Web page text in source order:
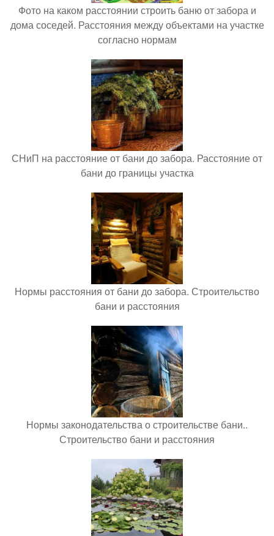
Фото на каком расстоянии строить баню от забора и
дома соседей. Расстояния между объектами на участке
согласно нормам
СНиП на расстояние от бани до забора. Расстояние от
бани до границы участка
Нормы расстояния от бани до забора. Строительство
бани и расстояния
Нормы законодательства о строительстве бани..
Строительство бани и расстояния